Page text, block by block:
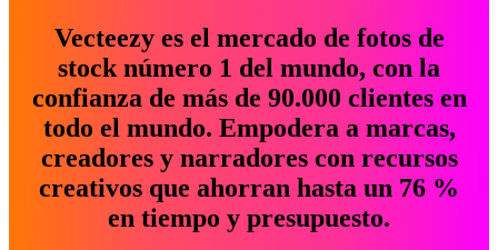
Vecteezy es el mercado de fotos de
stock número 1 del mundo, con la
confianza de más de 90.000 clientes en
todo el mundo. Empodera a marcas,
creadores y narradores con recursos
creativos que ahorran hasta un 76 %
en tiempo y presupuesto.